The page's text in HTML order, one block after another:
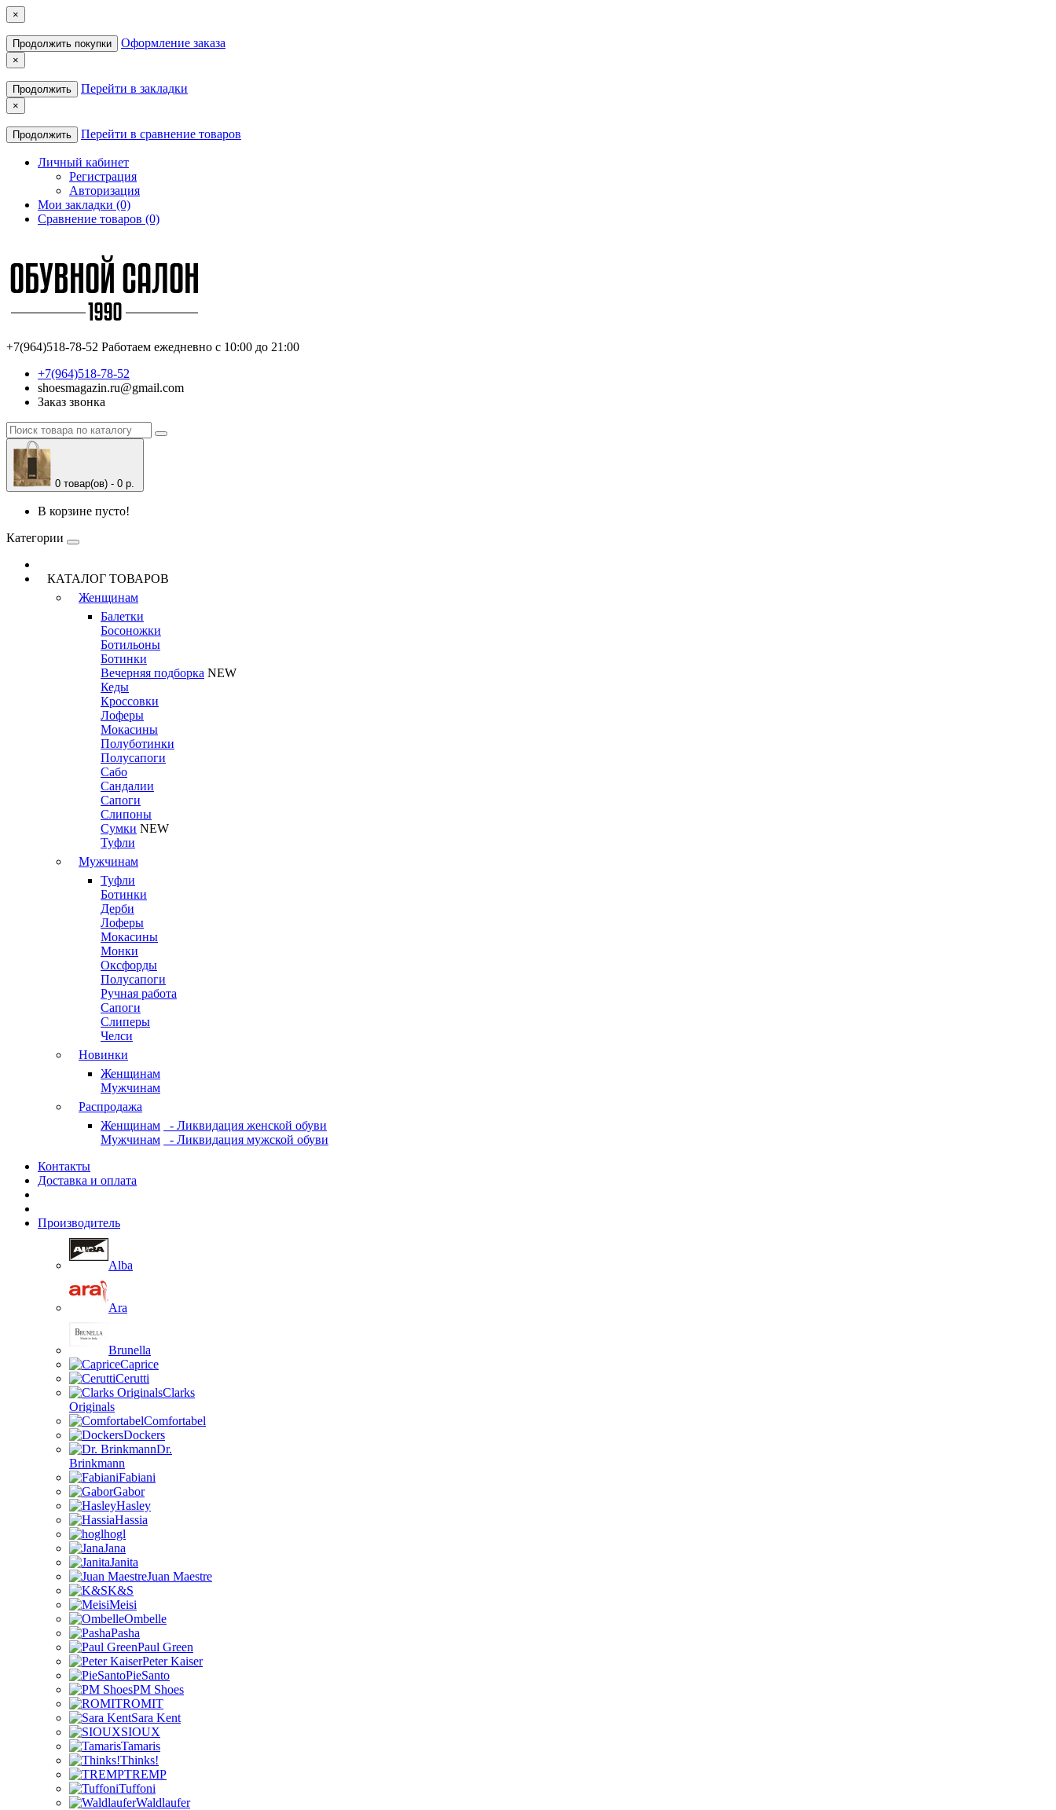
×
Продолжить покупки Оформление заказа
×
Продолжить Перейти в закладки
×
Продолжить Перейти в сравнение товаров
Личный кабинет
Регистрация
Авторизация
Мои закладки (0)
Сравнение товаров (0)
+7(964)518-78-52 Работаем ежедневно с 10:00 до 21:00
+7(964)518-78-52
shoesmagazin.ru@gmail.com
Заказ звонка
0 товар(ов) - 0 р.
В корзине пусто!
Категории
КАТАЛОГ ТОВАРОВ
Женщинам
Балетки
Босоножки
Ботильоны
Ботинки
Вечерняя подборка NEW
Кеды
Кроссовки
Лоферы
Мокасины
Полуботинки
Полусапоги
Сабо
Сандалии
Сапоги
Слипоны
Сумки NEW
Туфли
Мужчинам
Туфли
Ботинки
Дерби
Лоферы
Мокасины
Монки
Оксфорды
Полусапоги
Ручная работа
Сапоги
Слиперы
Челси
Новинки
Женщинам
Мужчинам
Распродажа
Женщинам
- Ликвидация женской обуви
Мужчинам
- Ликвидация мужской обуви
Контакты
Доставка и оплата
Производитель
Alba
Ara
Brunella
Caprice
Cerutti
Clarks
Originals
Comfortabel
Dockers
Dr.
Brinkmann
Fabiani
Gabor
Hasley
Hassia
hogl
Jana
Janita
Juan Maestre
K&S
Meisi
Ombelle
Pasha
Paul Green
Peter Kaiser
PieSanto
PM Shoes
ROMIT
Sara Kent
SIOUX
Tamaris
Thinks!
TREMP
Tuffoni
Waldlaufer